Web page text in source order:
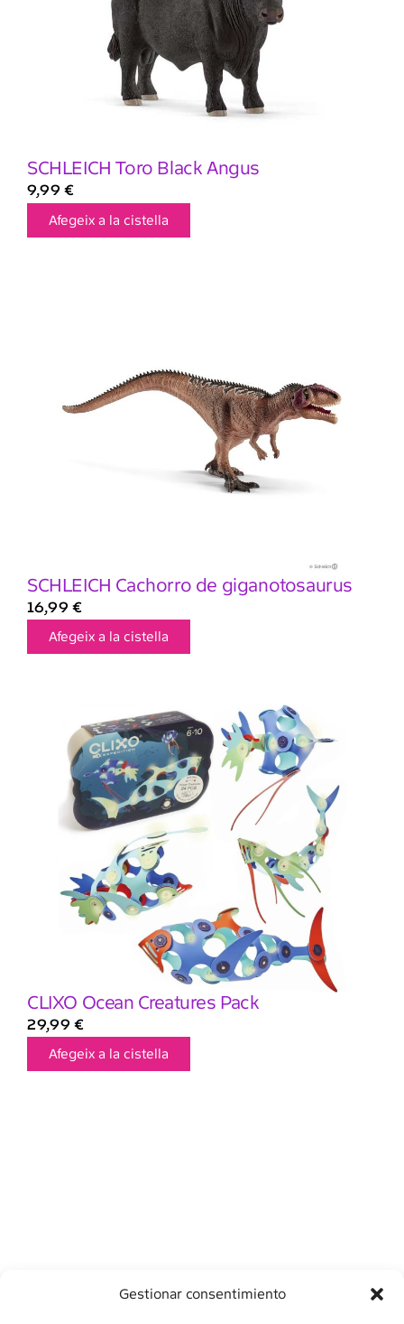
Gestionar consentimiento
SCHLEICH Toro Black Angus
9,99 €
Afegeix a la cistella
SCHLEICH Cachorro de giganotosaurus
16,99 €
Afegeix a la cistella
CLIXO Ocean Creatures Pack
29,99 €
Afegeix a la cistella